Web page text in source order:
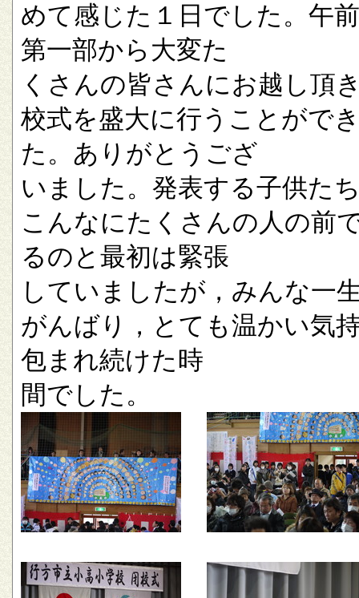
めて感じた１日でした。午
第一部から大変た
くさんの皆さんにお越し頂
校式を盛大に行うことがで
た。ありがとうござ
いました。発表する子供た
こんなにたくさんの人の前
るのと最初は緊張
していましたが，みんな一
がんばり，とても温かい気
包まれ続けた時
間でした。